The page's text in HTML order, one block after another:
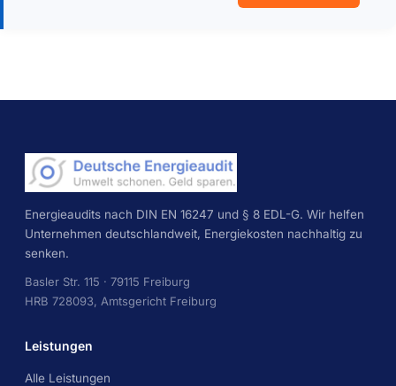
Energieaudits nach DIN EN 16247 und § 8 EDL-G. Wir helfen
Unternehmen deutschlandweit, Energiekosten nachhaltig zu
senken.
Basler Str. 115 · 79115 Freiburg
HRB 728093, Amtsgericht Freiburg
Leistungen
Alle Leistungen